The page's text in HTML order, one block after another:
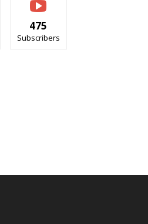
475
Subscribers